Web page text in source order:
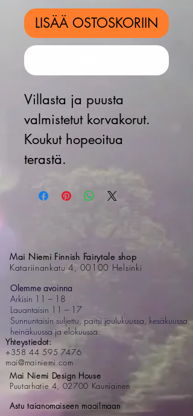
LISÄÄ OSTOSKORIIN
Villasta ja puusta
valmistetut korvakorut.
Koukut hopeoitua
terastä.
Mai Niemi Finnish Fairytale shop
Katariinankatu 4, 00100 Helsinki
Olemme avoinna
Arkisin 11 – 18
Lauantaisin 11 – 17
Sunnuntaisin suljettu, paitsi joulukuussa, kesäkuussa,
heinäkuussa ja elokuussa.
Yhteystiedot:
+358 44 595 7476
mai@mainiemi.com
Mai Niemi Design House
Puutarhatie 4, 02700 Kauniainen
Astu taianomaiseen maailmaan